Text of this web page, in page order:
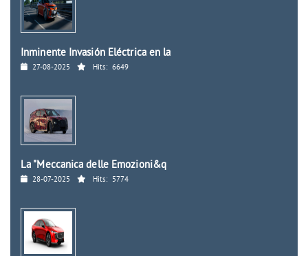
Inminente Invasión Eléctrica en la
27-08-2025 Hits: 6649
La "Meccanica delle Emozioni&q
28-07-2025 Hits: 5774